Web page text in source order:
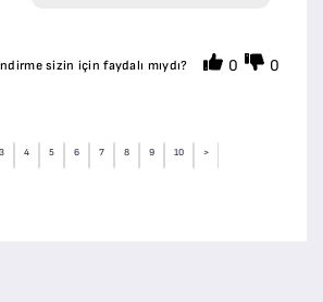
sizin için faydalı mıydı? 0 0
3 4 5 6 7 8 9 10 >